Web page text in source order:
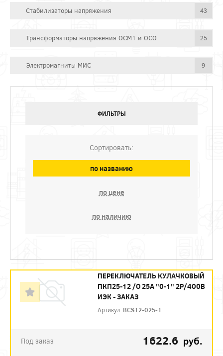
Стабилизаторы напряжения 43
Трансформаторы напряжения ОСМ1 и ОСО 25
Электромагниты МИС 9
ФИЛЬТРЫ
Сортировать:
по названию
по цене
по наличию
ПЕРЕКЛЮЧАТЕЛЬ КУЛАЧКОВЫЙ
ПКП25-12 /О 25А "0-1" 2Р/400В
ИЭК - ЗАКАЗ
Артикул: BCS12-025-1
Под заказ 1622.6 руб.